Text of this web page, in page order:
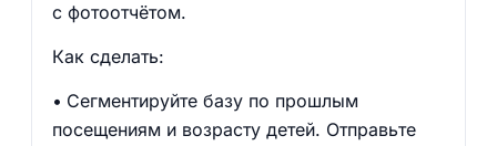
с фотоотчётом.
Как сделать:
Сегментируйте базу по прошлым
посещениям и возрасту детей. Отправьте